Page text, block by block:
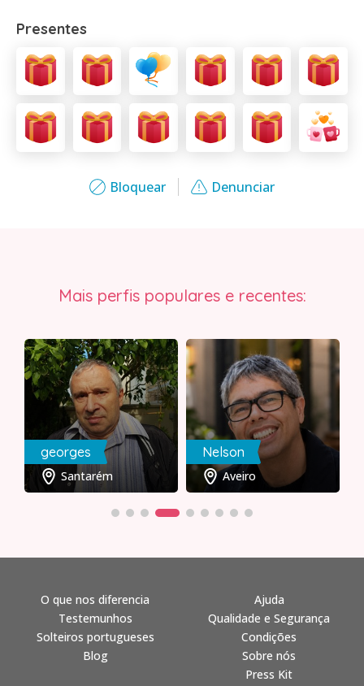
Bloquear Denunciar
Presentes
Mais perfis populares e recentes:
georges
Santarém
Nelson
Aveiro
O que nos diferencia
Testemunhos
Solteiros portugueses
Blog
Ajuda
Qualidade e Segurança
Condições
Sobre nós
Press Kit